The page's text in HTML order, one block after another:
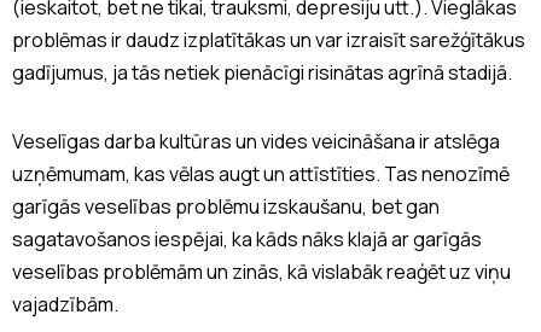
(ieskaitot, bet ne tikai, trauksmi, depresiju utt.). Vieglākas
problēmas ir daudz izplatītākas un var izraisīt sarežģītākus
gadījumus, ja tās netiek pienācīgi risinātas agrīnā stadijā.
Veselīgas darba kultūras un vides veicināšana ir atslēga
uzņēmumam, kas vēlas augt un attīstīties. Tas nenozīmē
garīgās veselības problēmu izskaušanu, bet gan
sagatavošanos iespējai, ka kāds nāks klajā ar garīgās
veselības problēmām un zinās, kā vislabāk reaģēt uz viņu
vajadzībām.